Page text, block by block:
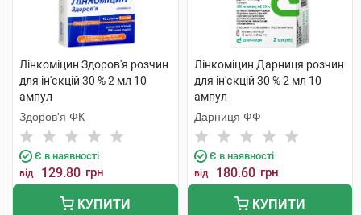
Лінкоміцин Здоров'я розчин
для ін'єкцій 30 % 2 мл 10
ампул
Здоров'я ФК
Є в наявності
від 129.80 грн
КУПИТИ
Лінкоміцин Дарниця розчин
для ін'єкцій 30 % 2 мл 10
ампул
Дарниця ФФ
Є в наявності
від 180.60 грн
КУПИТИ